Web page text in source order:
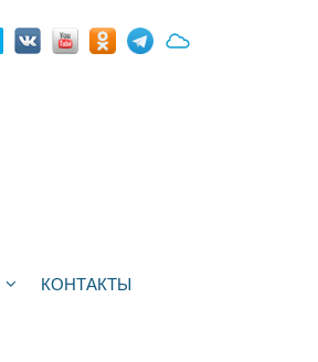
КОНТАКТЫ